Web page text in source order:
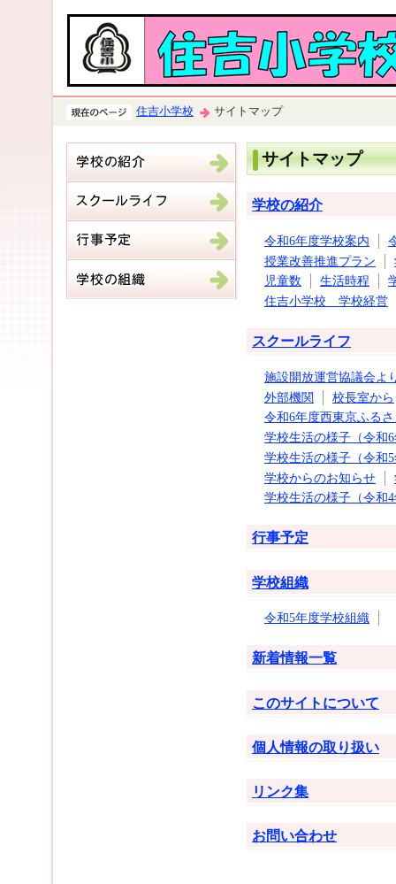
住吉小学校 サイトマップ
サイトマップ
学校の紹介
令和6年度学校案内
授業改善推進プラン
児童数
生活時程
住吉小学校 学校経営
スクールライフ
施設開放運営協議会よ
外部機関
校長室から
令和6年度西東京ふる
学校生活の様子（令和
学校生活の様子（令和
学校からのお知らせ
学校生活の様子（令和
行事予定
学校組織
令和5年度学校組織
新着情報一覧
このサイトについて
個人情報の取り扱い
リンク集
お問い合わせ